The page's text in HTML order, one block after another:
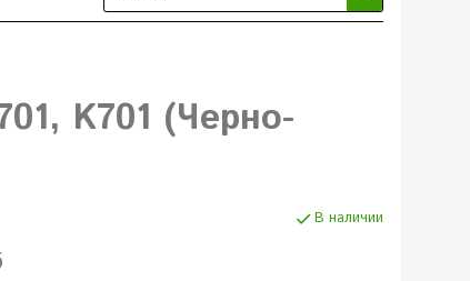
K701 (Черно-
В наличии